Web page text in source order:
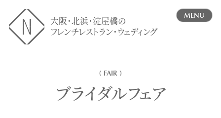
MENU
大阪・北浜・淀屋橋の
フレンチレストラン・ウェディング
( FAIR )
ブライダルフェア